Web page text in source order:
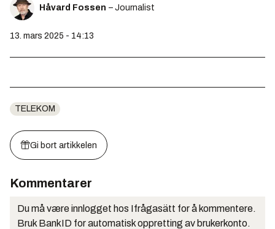
Håvard Fossen – Journalist
13. mars 2025 - 14:13
TELEKOM
Gi bort artikkelen
Kommentarer
Du må være innlogget hos Ifrågasätt for å kommentere.
Bruk BankID for automatisk oppretting av brukerkonto.